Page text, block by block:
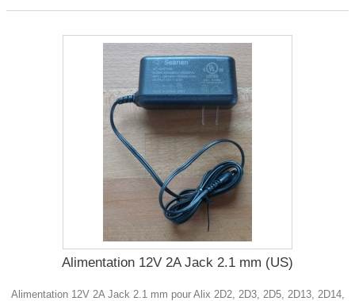
Alimentation 12V 2A Jack 2.1 mm (US)
Alimentation 12V 2A Jack 2.1 mm pour Alix 2D2, 2D3, 2D5, 2D13, 2D14,